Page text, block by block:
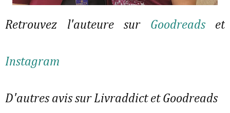
Retrouvez l'auteure sur Goodreadset
Instagram
D'autres avis sur Livraddict et Goodreads